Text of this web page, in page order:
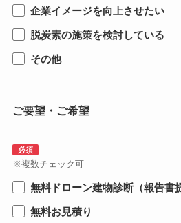
企業イメージを向上させたい
脱炭素の施策を検討している
その他
ご要望・ご希望
必須
※複数チェック可
無料ドローン建物診断（報告書
無料お見積り